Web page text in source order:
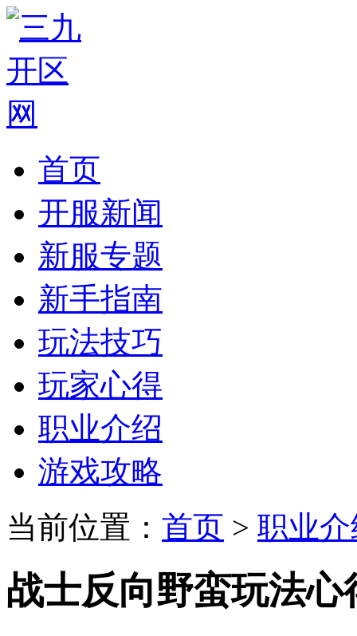
首页
开服新闻
新服专题
新手指南
玩法技巧
玩家心得
职业介绍
游戏攻略
当前位置： 首页 > 职业
战士反向野蛮玩法心